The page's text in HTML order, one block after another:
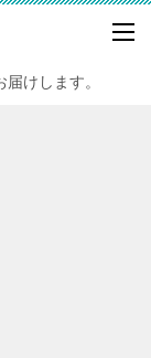
けします。